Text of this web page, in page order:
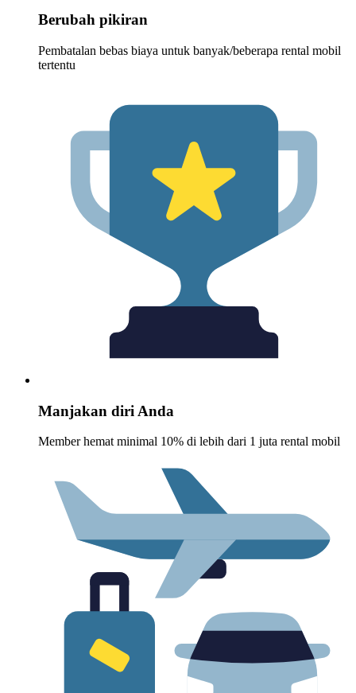
Berubah pikiran
Pembatalan bebas biaya untuk banyak/beberapa rental mobil
tertentu
Manjakan diri Anda
Member hemat minimal 10% di lebih dari 1 juta rental mobil